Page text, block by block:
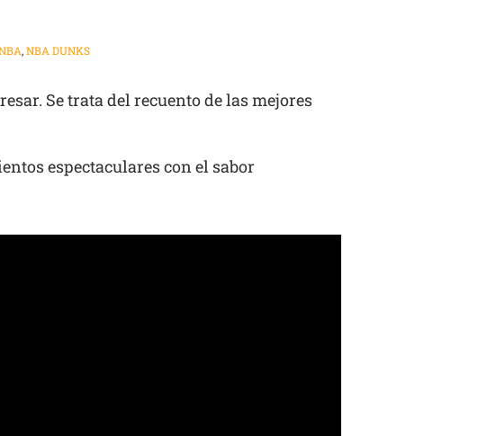
,NBA DUNKS
Se trata del recuento de las mejores
espectaculares con el sabor